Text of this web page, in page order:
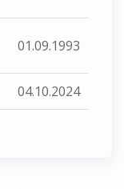
01.09.1993
04.10.2024